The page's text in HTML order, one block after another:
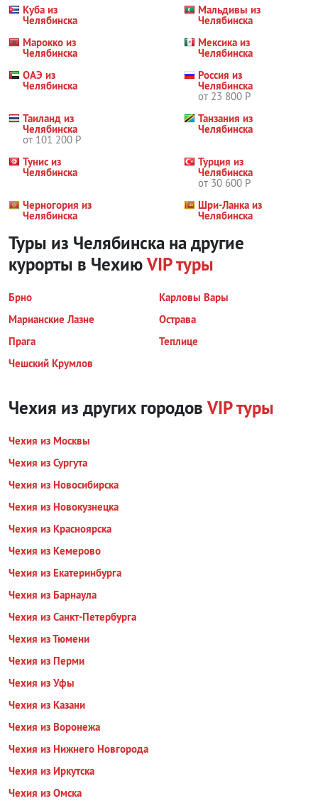
Куба из
Челябинска
Мальдивы из
Челябинска
Марокко из
Челябинска
Мексика из
Челябинска
ОАЭ из
Челябинска
Россия из
Челябинска
от 23 800 Р
Таиланд из
Челябинска
от 101 200 Р
Танзания из
Челябинска
Тунис из
Челябинска
Турция из
Челябинска
от 30 600 Р
Черногория из
Челябинска
Шри-Ланка из
Челябинска
Туры из Челябинска на другие
курорты в ЧехиюVIP туры
Брно
Карловы Вары
Марианские Лазне
Острава
Прага
Теплице
Чешский Крумлов
Чехия из других городов VIP туры
Чехия из Москвы
Чехия из Сургута
Чехия из Новосибирска
Чехия из Новокузнецка
Чехия из Красноярска
Чехия из Кемерово
Чехия из Екатеринбурга
Чехия из Барнаула
Чехия из Санкт-Петербурга
Чехия из Тюмени
Чехия из Перми
Чехия из Уфы
Чехия из Казани
Чехия из Воронежа
Чехия из Нижнего Новгорода
Чехия из Иркутска
Чехия из Омска